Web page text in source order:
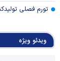
تورم فصلی
ویدئو ویژه